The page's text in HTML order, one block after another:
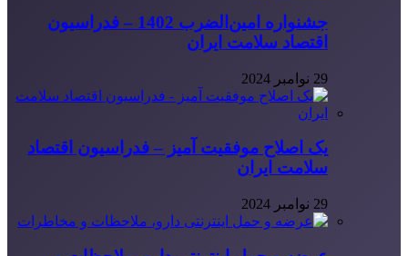
جشنواره امین‌الضرب 1402 – فدراسیون
اقتصاد سلامت ایران
29 نوامبر 2024
یک اصلاح موفقیت آمیز – فدراسیون اقتصاد
سلامت ایران
29 نوامبر 2024